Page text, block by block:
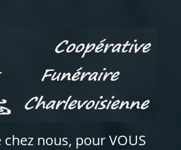
nous, pour VOUS